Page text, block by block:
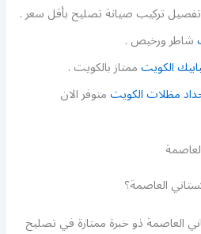
تفصيل تركيب صيانة تصليح بأقل سعر .
شاطر ورخيص .
الكويتممتاز بالكويت .
مظلات الكويتمتوفر الان
العاصمة؟
العاصمة ذو خبرة ممتازة في تصليح